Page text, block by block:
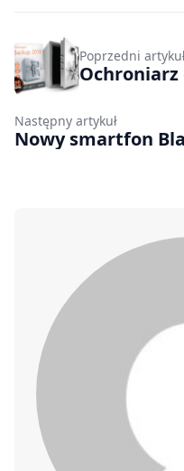
Poprzedni
Ochroniarz
Następny artykuł
Nowy smartfon